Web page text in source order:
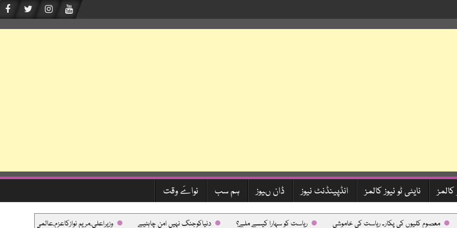
کالمز نایٹی ٹو نیوز کالمز انڈپینڈنٹ نیوز ڈان ںیوز ہم سب نواےَ وقت
معصوم کلیوں کی پکار۔ ریاست کی خاموشی ریاست کو سہارا کیسے ملے؟ دنیاکوجنگ نہیں امن چاہئیے وزیراعلی،مریم نوازکاعزم،عالمی معیارکی طبی